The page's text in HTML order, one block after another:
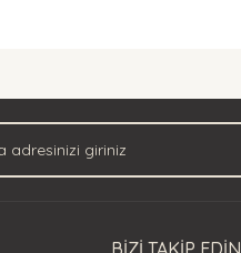
BİZİ TAKİP EDİN